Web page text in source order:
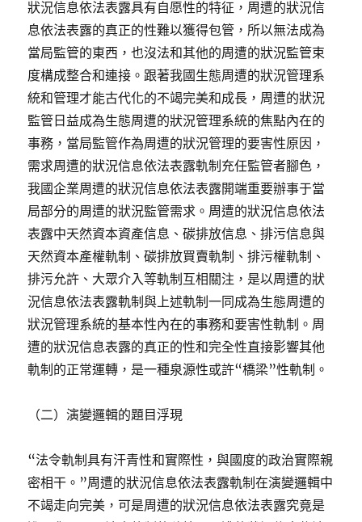
狀況信息依法表露具有自愿性的特征，周遭的狀況信
息依法表露的真正的性難以獲得包管，所以無法成為
當局監管的東西，也沒法和其他的周遭的狀況監管束
度構成整合和連接。跟著我國生態周遭的狀況管理系
統和管理才能古代化的不竭完美和成長，周遭的狀況
監管日益成為生態周遭的狀況管理系統的焦點內在的
事務，當局監管作為周遭的狀況管理的要害性原因，
需求周遭的狀況信息依法表露軌制充任監管者腳色，
我國企業周遭的狀況信息依法表露開端重要辦事于當
局部分的周遭的狀況監管需求。周遭的狀況信息依法
表露中天然資本資產信息、碳排放信息、排污信息與
天然資本產權軌制、碳排放買賣軌制、排污權軌制、
排污允許、大眾介入等軌制互相關注，是以周遭的狀
況信息依法表露軌制與上述軌制一同成為生態周遭的
狀況管理系統的基本性內在的事務和要害性軌制。周
遭的狀況信息表露的真正的性和完全性直接影響其他
軌制的正常運轉，是一種泉源性或許“橋梁”性軌制。
（二）演變邏輯的題目浮現
“法令軌制具有汗青性和實際性，與國度的政治實際親
密相干。”周遭的狀況信息依法表露軌制在演變邏輯中
不竭走向完美，可是周遭的狀況信息依法表露究竟是